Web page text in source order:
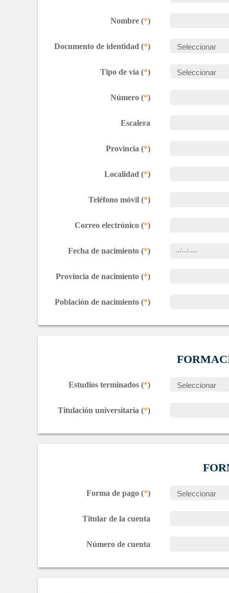
Nombre (*)
Documento de identidad (*)
Tipo de vía (*)
Número (*)
Escalera
Provincia (*)
Localidad (*)
Teléfono móvil (*)
Correo electrónico (*)
Fecha de nacimiento (*)
Provincia de nacimiento (*)
Población de nacimiento (*)
Estudios terminados (*)
Titulación universitaria (*)
Forma de pago (*)
Titular de la cuenta
Número de cuenta